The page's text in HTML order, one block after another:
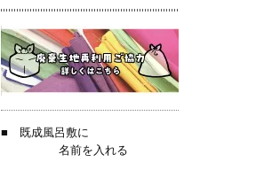
■ 既成風呂敷に
名前を入れる